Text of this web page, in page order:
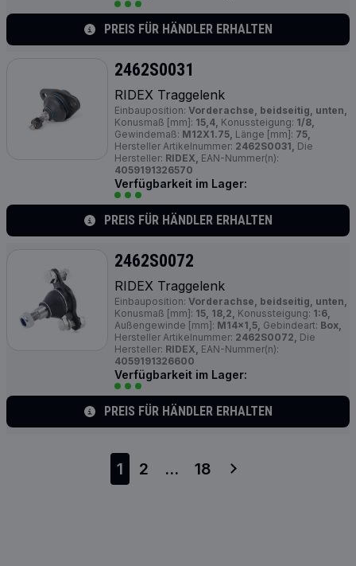
PREIS FÜR HÄNDLER ERHALTEN
2462S0031
RIDEX Traggelenk
Einbauposition: Vorderachse, beidseitig, unten,
Konusmaß [mm]: 15,4, Konussteigung: 1/8,
Gewindemaß: M12X1.75, Länge [mm]: 75,
Hersteller Artikelnummer: 2462S0031, Die
Hersteller: RIDEX, EAN-Nummer(n):
4059191326570
Verfügbarkeit im Lager:
PREIS FÜR HÄNDLER ERHALTEN
2462S0072
RIDEX Traggelenk
Einbauposition: Vorderachse, beidseitig, unten,
Konusmaß [mm]: 15, 18,2, Konussteigung: 1:6,
Außengewinde [mm]: M14x1,5, Gebindeart: Box,
Hersteller Artikelnummer: 2462S0072, Die
Hersteller: RIDEX, EAN-Nummer(n):
4059191326600
Verfügbarkeit im Lager:
PREIS FÜR HÄNDLER ERHALTEN
1 2 ... 18